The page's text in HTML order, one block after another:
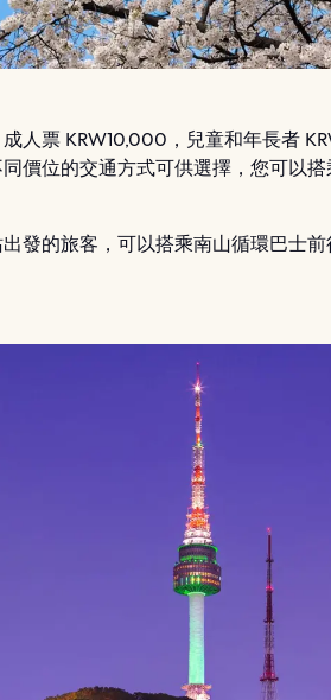
人票 KRW10,000，兒童和年長者
價位的交通方式可供選擇，您可以
發的旅客，可以搭乘南山循環巴士